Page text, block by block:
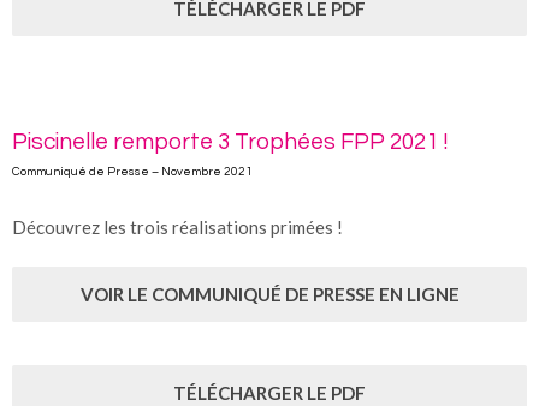
TÉLÉCHARGER LE PDF
Piscinelle remporte 3 Trophées FPP 2021 !
Communiqué de Presse – Novembre 2021
Découvrez les trois réalisations primées !
VOIR LE COMMUNIQUÉ DE PRESSE EN LIGNE
TÉLÉCHARGER LE PDF